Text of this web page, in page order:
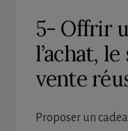
5- Offrir
l’achat,
vente
Proposer un